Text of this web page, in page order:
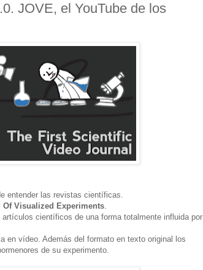
JOVE, el YouTube de los
entender las revistas científicas.
Of Visualized Experiments.
científicos de una forma totalmente influida por
en vídeo. Además del formato en texto original los
de su experimento.